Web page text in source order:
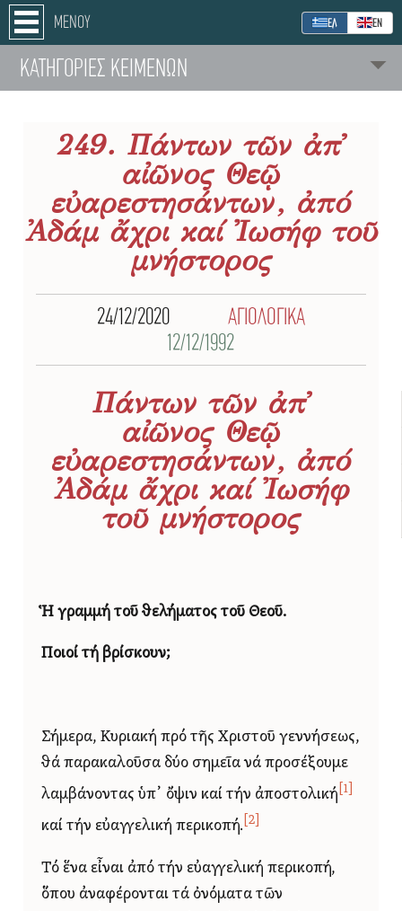
ΜΕΝΟΥ ΕΛ ΕΝ
ΚΑΤΗΓΟΡΙΕΣ ΚΕΙΜΕΝΩΝ
249. Πάντων τῶν ἀπ᾿
αἰῶνος Θεῷ
εὐαρεστησάντων, ἀπό
Ἀδάμ ἄχρι καί Ἰωσήφ τοῦ
μνήστορος
24/12/2020
ΑΓΙΟΛΟΓΙΚΑ
12/12/1992
Πάντων τῶν ἀπ᾿
αἰῶνος Θεῷ
εὐαρεστησάντων, ἀπό
Ἀδάμ ἄχρι καί Ἰωσήφ
τοῦ μνήστορος
Ἡ γραμμή τοῦ θελήματος τοῦ Θεοῦ.
Ποιοί τή βρίσκουν;
Σήμερα, Κυριακή πρό τῆς Χριστοῦ γεννήσεως,
θά παρακαλοῦσα δύο σημεῖα νά προσέξουμε
λαμβάνοντας ὑπ᾿ ὄψιν καί τήν ἀποστολική [1]
καί τήν εὐαγγελική περικοπή. [2]
Τό ἕνα εἶναι ἀπό τήν εὐαγγελική περικοπή,
ὅπου ἀναφέρονται τά ὀνόματα τῶν